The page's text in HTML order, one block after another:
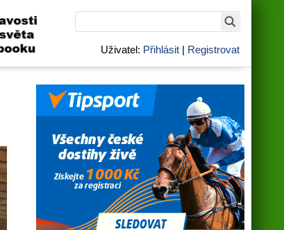
Uživatel: Přihlásit | Registrovat